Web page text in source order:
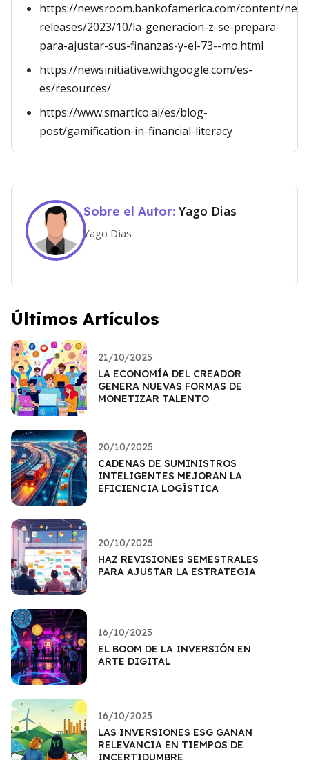
https://newsroom.bankofamerica.com/content/
releases/2023/10/la-generacion-z-se-prepara-
para-ajustar-sus-finanzas-y-el-73--mo.html
https://newsinitiative.withgoogle.com/es-
es/resources/
https://www.smartico.ai/es/blog-
post/gamification-in-financial-literacy
Sobre el Autor: Yago Dias
Yago Dias
Últimos Artículos
21/10/2025
LA ECONOMÍA DEL CREADOR
GENERA NUEVAS FORMAS DE
MONETIZAR TALENTO
20/10/2025
CADENAS DE SUMINISTROS
INTELIGENTES MEJORAN LA
EFICIENCIA LOGÍSTICA
20/10/2025
HAZ REVISIONES SEMESTRALES
PARA AJUSTAR LA ESTRATEGIA
16/10/2025
EL BOOM DE LA INVERSIÓN EN
ARTE DIGITAL
16/10/2025
LAS INVERSIONES ESG GANAN
RELEVANCIA EN TIEMPOS DE
INCERTIDUMBRE